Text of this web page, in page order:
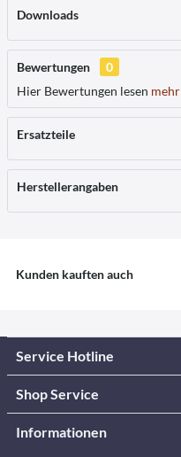
Downloads
Bewertungen
0
Hier Bewertungen lesen mehr
Ersatzteile
Herstellerangaben
Kunden kauften auch
Service Hotline
Shop Service
Informationen